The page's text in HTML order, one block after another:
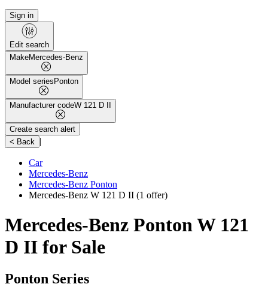
Sign in
Edit search
MakeMercedes-Benz
Model series Ponton
Manufacturer codeW 121 D II
Create search alert
< Back |
Car
Mercedes-Benz
Mercedes-Benz Ponton
Mercedes-Benz W 121 D II (1 offer)
Mercedes-Benz Ponton W 121
D II for Sale
Ponton Series